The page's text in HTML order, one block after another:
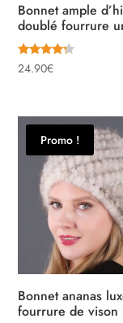
Bonnet ample
doublé fourrure
Note
4.00
24.90€
Promo !
Bonnet ananas
fourrure de vison